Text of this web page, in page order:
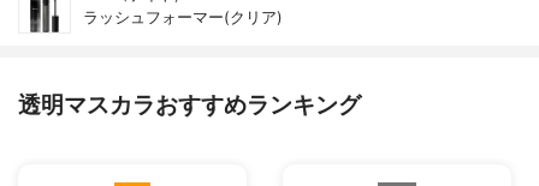
ラッシュフォーマー(クリア)
透明マスカラおすすめランキング